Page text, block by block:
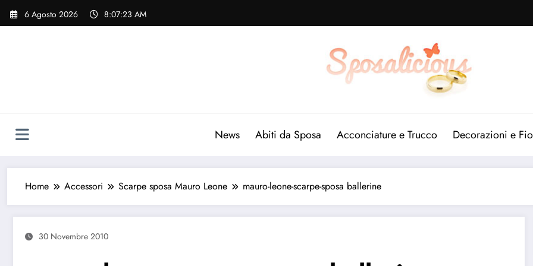
Vai
6 Agosto 2026 8:07:24 AM
News Abiti da Sposa Acconciature e Trucco Decorazioni e
Home Accessori Scarpe sposa Mauro Leone mauro-leone-scarpe-sposa ballerine
30 Novembre 2010